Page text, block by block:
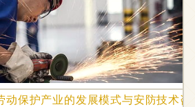
动保护产业的发展模式与安防技术咨